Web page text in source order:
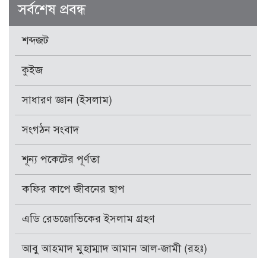
সর্বশেষ প্রবন্ধ
শব্দজট
কুইজ
সাধারণ জ্ঞান (ইসলাম)
সংগঠন সংবাদ
শূন্য পকেটের পূর্ণতা
কফির কাপে জীবনের ছাপ
এডি রেডজোভিকের ইসলাম গ্রহণ
আবু আহমাদ মুহাম্মাদ আমান আল-জামী (রহঃ)